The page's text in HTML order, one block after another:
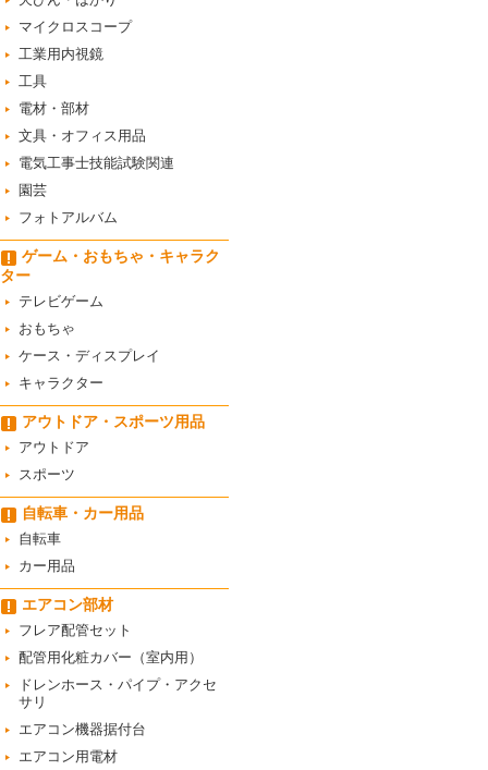
マイクロスコープ
工業用内視鏡
工具
電材・部材
文具・オフィス用品
電気工事士技能試験関連
園芸
フォトアルバム
ゲーム・おもちゃ・キャラク
ター
テレビゲーム
おもちゃ
ケース・ディスプレイ
キャラクター
アウトドア・スポーツ用品
アウトドア
スポーツ
自転車・カー用品
自転車
カー用品
エアコン部材
フレア配管セット
配管用化粧カバー（室内用）
ドレンホース・パイプ・アクセ
サリ
エアコン機器据付台
エアコン用電材